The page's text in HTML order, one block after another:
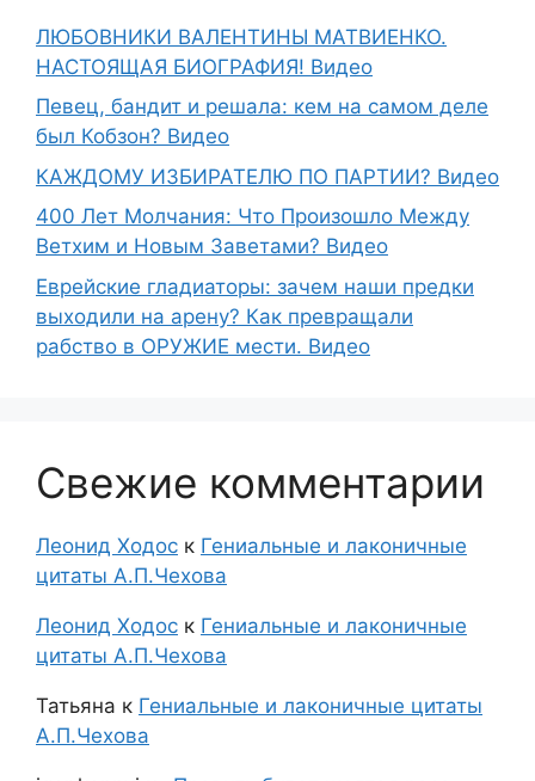
ЛЮБОВНИКИ ВАЛЕНТИНЫ МАТВИЕНКО.
НАСТОЯЩАЯ БИОГРАФИЯ! Видео
Певец, бандит и решала: кем на самом деле
был Кобзон? Видео
КАЖДОМУ ИЗБИРАТЕЛЮ ПО ПАРТИИ? Видео
400 Лет Молчания: Что Произошло Между
Ветхим и Новым Заветами? Видео
Еврейские гладиаторы: зачем наши предки
выходили на арену? Как превращали
рабство в ОРУЖИЕ мести. Видео
Свежие комментарии
Леонид Ходос к Гениальные и лаконичные
цитаты А.П.Чехова
Леонид Ходос к Гениальные и лаконичные
цитаты А.П.Чехова
Татьяна к Гениальные и лаконичные цитаты
А.П.Чехова